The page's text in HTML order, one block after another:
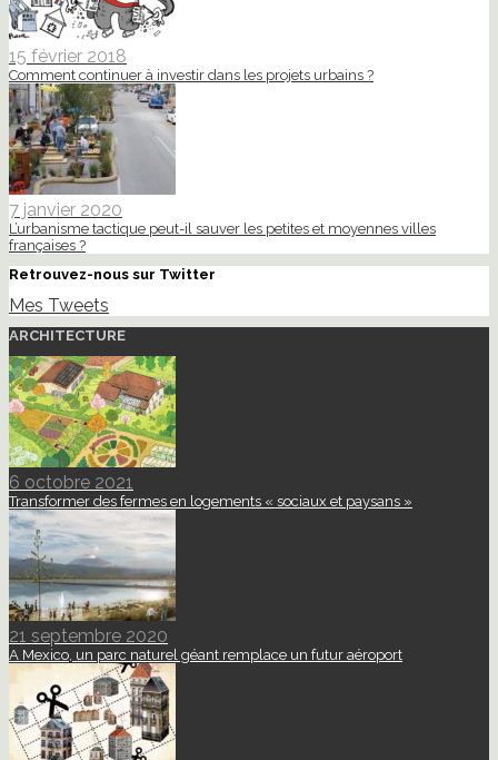
15 février 2018
Comment continuer à investir dans les projets urbains ?
7 janvier 2020
L’urbanisme tactique peut-il sauver les petites et moyennes villes
françaises ?
Retrouvez-nous sur Twitter
Mes Tweets
ARCHITECTURE
6 octobre 2021
Transformer des fermes en logements « sociaux et paysans »
21 septembre 2020
A Mexico, un parc naturel géant remplace un futur aéroport